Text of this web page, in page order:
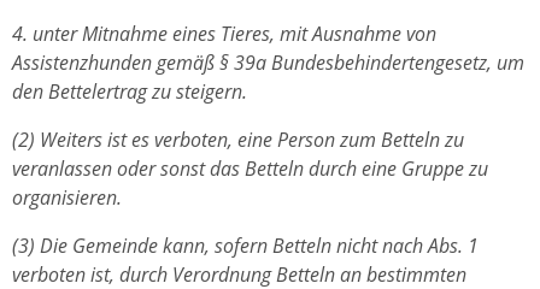
4. unter Mitnahme eines Tieres, mit Ausnahme von
Assistenzhunden gemäß § 39a Bundesbehindertengesetz, um
den Bettelertrag zu steigern.
(2) Weiters ist es verboten, eine Person zum Betteln zu
veranlassen oder sonst das Betteln durch eine Gruppe zu
organisieren.
(3) Die Gemeinde kann, sofern Betteln nicht nach Abs. 1
verboten ist, durch Verordnung Betteln an bestimmten